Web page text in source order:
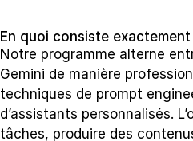
En quoi consiste
Notre programme alterne
Gemini de manière
techniques de prompt
d’assistants personnalisés.
tâches, produire des